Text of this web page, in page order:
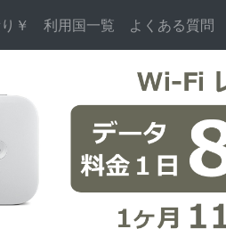
￥ 利用国一覧 よくある質問